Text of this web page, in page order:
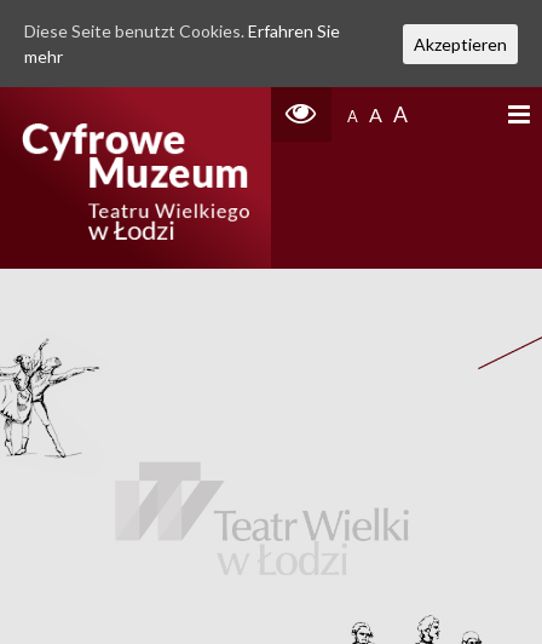
A A A
Diese Seite benutzt Cookies. Erfahren Sie
mehr
Akzeptieren